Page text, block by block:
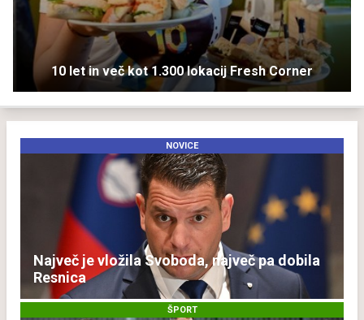
10 let in več kot 1.300 lokacij Fresh Corner
NOVICE
Največ je vložila Svoboda, največ pa dobila
Resnica
ŠPORT